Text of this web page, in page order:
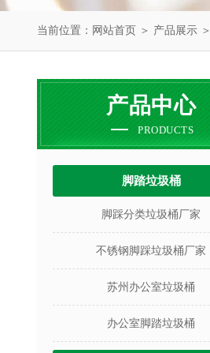
当前位置： 网站首页 ＞ 产品展示 ＞
产品中心
PRODUCTS
脚踏垃圾桶
脚踩分类垃圾桶厂家
不锈钢脚踩垃圾桶厂家
苏州办公室垃圾桶
办公室脚踏垃圾桶